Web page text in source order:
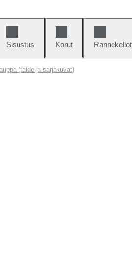
Sisustus Korut Rannekellot
(taide ja sarjakuvat)